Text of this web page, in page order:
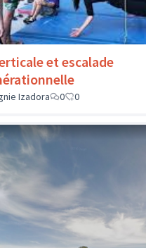
et escalade
Izadora
0 0